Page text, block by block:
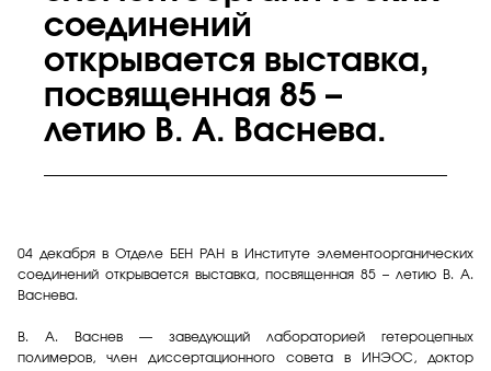
соединений
открывается выставка,
посвященная 85 –
летию В. А. Васнева.
04 декабря в Отделе БЕН РАН в Институте элементоорганических
соединений открывается выставка, посвященная 85 – летию В. А.
Васнева.
В. А. Васнев — заведующий лабораторией гетероцепных
полимеров, член диссертационного совета в ИНЭОС, доктор